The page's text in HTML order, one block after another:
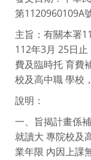
第1120960109A
主旨：有關本署
112年3月 25日
費及臨時托 育費
校及高中職 學校
說明：
一、旨揭計畫係
就讀大 專院校及
業年限 內因上課